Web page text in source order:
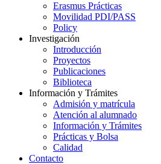
Erasmus Prácticas
Movilidad PDI/PASS
Policy
Investigación
Introducción
Proyectos
Publicaciones
Biblioteca
Información y Trámites
Admisión y matrícula
Atención al alumnado
Información y Trámites
Prácticas y Bolsa
Calidad
Contacto